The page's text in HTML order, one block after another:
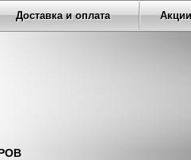
Доставка и оплата Акции